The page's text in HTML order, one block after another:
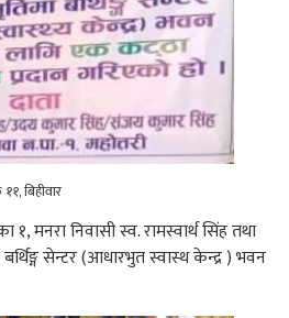
बिहीवार
१, मनरा निवासी स्व. रामस्वार्थ सिंह तथा
सेन्टर (आधारभुत स्वास्थ केन्द्र ) भवन